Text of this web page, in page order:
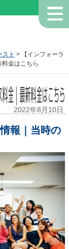
スト > 【インフォーラ
金はこちら
金｜最新料金はこちら
2022年8月10日
報｜当時の